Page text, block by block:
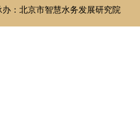
办：北京市智慧水务发展研究院